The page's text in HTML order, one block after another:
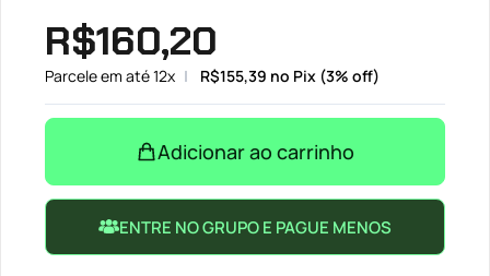
R$160,20
Parcele em até 12x R$155,39 no Pix (3% off)
Adicionar ao carrinho
ENTRE NO GRUPO E PAGUE MENOS